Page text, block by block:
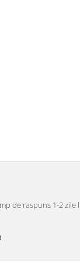
de raspuns 1-2 zile